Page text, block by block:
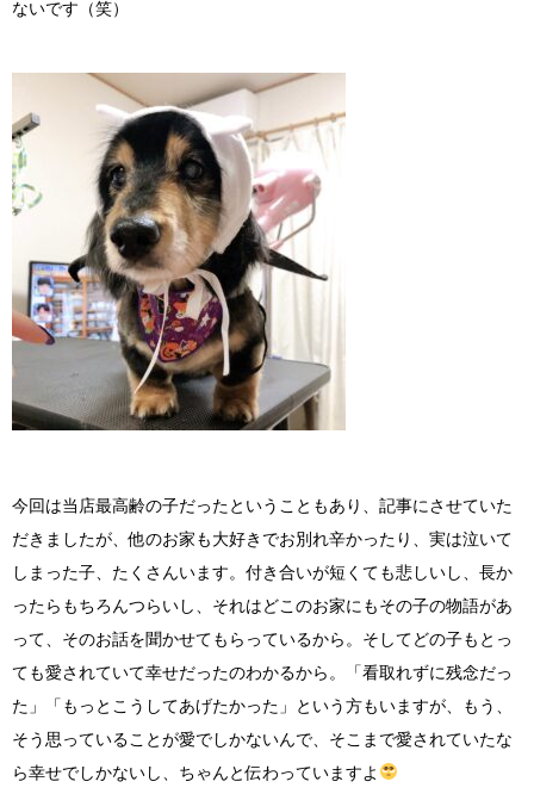
ないです（笑）
今回は当店最高齢の子だったということもあり、記事にさせていた
だきましたが、他のお家も大好きでお別れ辛かったり、実は泣いて
しまった子、たくさんいます。付き合いが短くても悲しいし、長か
ったらもちろんつらいし、それはどこのお家にもその子の物語があ
って、そのお話を聞かせてもらっているから。そしてどの子もとっ
ても愛されていて幸せだったのわかるから。「看取れずに残念だっ
た」「もっとこうしてあげたかった」という方もいますが、もう、
そう思っていることが愛でしかないんで、そこまで愛されていたな
ら幸せでしかないし、ちゃんと伝わっていますよ